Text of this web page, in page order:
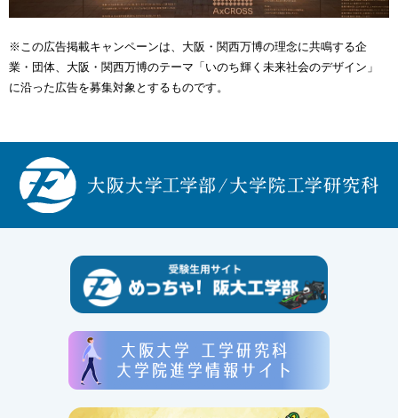
※この広告掲載キャンペーンは、大阪・関西万博の理念に共鳴する企
業・団体、大阪・関西万博のテーマ「いのち輝く未来社会のデザイン」
に沿った広告を募集対象とするものです。